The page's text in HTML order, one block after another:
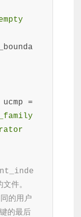
=
件。
的用户
的最后